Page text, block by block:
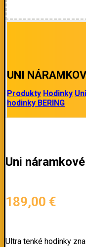
UNI
Produkty Hodinky
hodinky BERING
Uni
189,00 €
Ultra tenké hodinky